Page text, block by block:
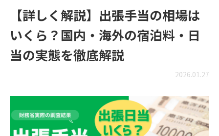
【詳しく解説】出張手当の相場は
いくら？国内・海外の宿泊料・日
当の実態を徹底解説
2026.01.27